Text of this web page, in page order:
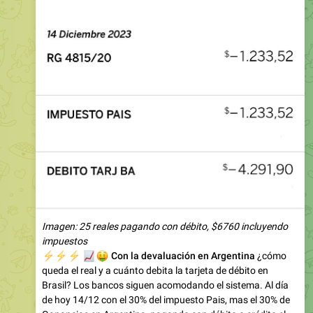
Imagen: 25 reales pagando con débito, $6760 incluyendo
impuestos
Con la devaluación en Argentina ¿cómo
queda el real y a cuánto debita la tarjeta de débito en
Brasil? Los bancos siguen acomodando el sistema. Al día
de hoy 14/12 con el 30% del impuesto Pais, mas el 30% de